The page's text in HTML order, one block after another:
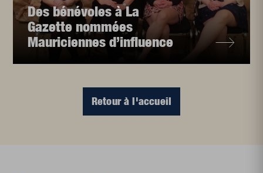
Des bénévoles à La
Gazette nommées
Mauriciennes d’influence
Retour à l'accueil